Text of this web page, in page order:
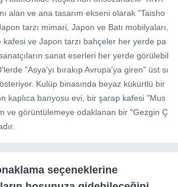
alan ve ana tasarım ekseni olarak "Taisho
tarzı mimari, Japon ve Batı mobilyaları,
ve Japon tarzı bahçeler her yerde pa
sanat eserleri her yerde görülebil
"Asya'yı bırakıp Avrupa'ya giren" üst sı
Kulüp binasında beyaz kükürtlü bir
kaplıca banyosu evi, bir şarap kafesi "Mus
ve görüntülemeye odaklanan bir "Gezgin Ç
seçeneklerine